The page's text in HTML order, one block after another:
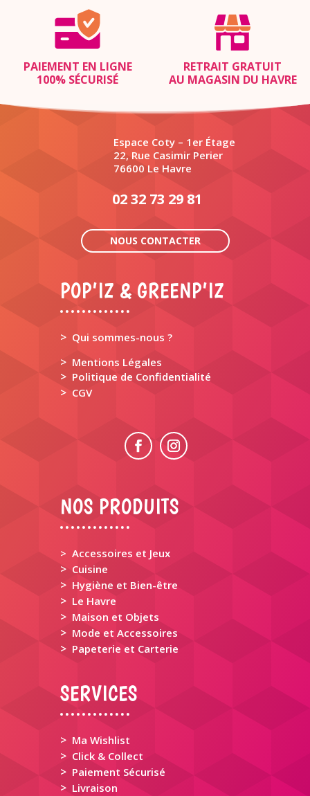
PAIEMENT EN LIGNE
100% SÉCURISÉ
RETRAIT GRATUIT
AU MAGASIN DU HAVRE
Espace Coty – 1er Étage
22, Rue Casimir Perier
76600 Le Havre
02 32 73 29 81
NOUS CONTACTER
POP’IZ & GREENP’IZ
> Qui sommes-nous ?
> Mentions Légales
> Politique de Confidentialité
> CGV
NOS PRODUITS
> Accessoires et Jeux
> Cuisine
> Hygiène et Bien-être
> Le Havre
> Maison et Objets
> Mode et Accessoires
> Papeterie et Carterie
SERVICES
> Ma Wishlist
> Click & Collect
> Paiement Sécurisé
> Livraison